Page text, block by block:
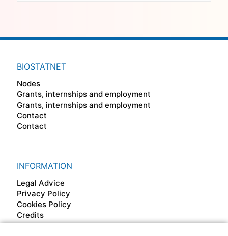
BIOSTATNET
Nodes
Grants, internships and employment
Grants, internships and employment
Contact
Contact
INFORMATION
Legal Advice
Privacy Policy
Cookies Policy
Credits